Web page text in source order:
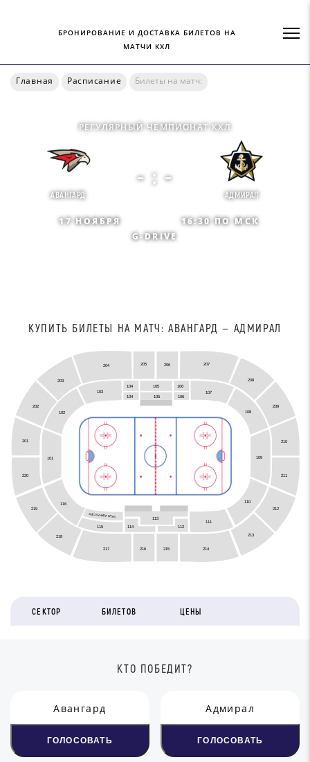
БРОНИРОВАНИЕ И ДОСТАВКА БИЛЕТОВ НА
МАТЧИ КХЛ
Главная Расписание Билеты на матч:
РЕГУЛЯРНЫЙ ЧЕМПИОНАТ КХЛ
АВАНГАРД
- : -
АДМИРАЛ
17 НОЯБРЯ
16:30 ПО МСК
G-DRIVE
КУПИТЬ БИЛЕТЫ НА МАТЧ: АВАНГАРД — АДМИРАЛ
204 205 206 207
208
209
210
211
212
213
214
215
216
217
218
219
220
201
202
203
103 107
102
101 109
110
116
111
112
114
115
АЙС БУНКЕР КЛУБ 113
104 105 106
104 105 106
108
СЕКТОР БИЛЕТОВ ЦЕНЫ
КТО ПОБЕДИТ?
Авангард
ГОЛОСОВАТЬ
Адмирал
ГОЛОСОВАТЬ